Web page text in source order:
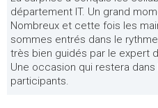
département IT. Un grand
Nombreux et cette fois les
sommes entrés dans le
très bien guidés par le expert
Une occasion qui restera
participants.